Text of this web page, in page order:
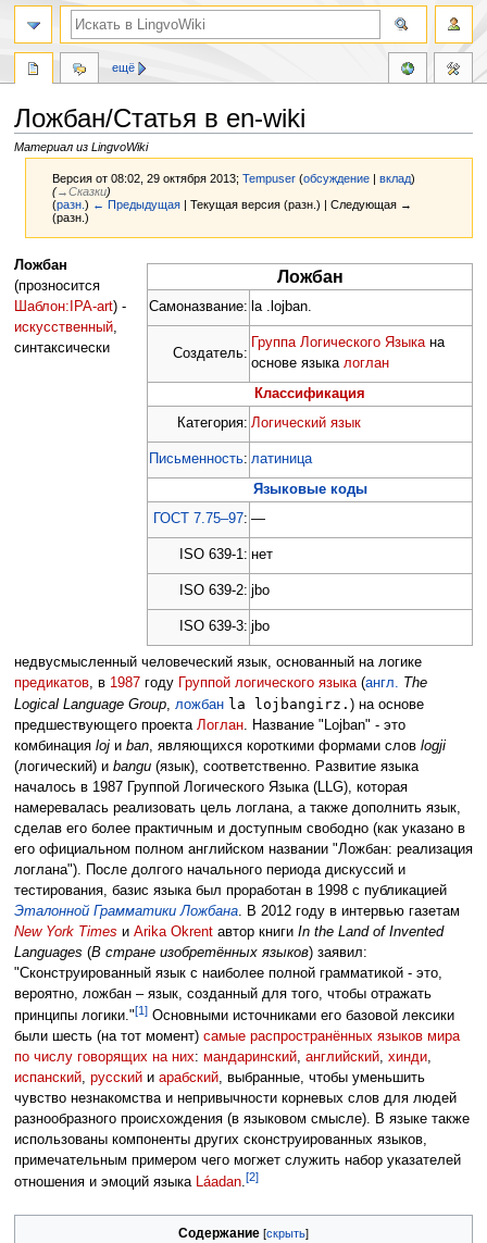
Ложбан/Статья в en-wiki
Материал из LingvoWiki
Версия от 08:02, 29 октября 2013;Tempuser (обсуждение |вклад)
(→‎Сказки)
(разн.) ← Предыдущая | Текущая версия (разн.) | Следующая →
(разн.)
Перейти
к
навигации
Перейти
к
поиску
Ложбан
Самоназвание: la .lojban.
Создатель:
Группа Логического Языка на
основе языка логлан
Классификация
Категория: Логический язык
Письменность: латиница
Языковые коды
ГОСТ 7.75–97: —
ISO 639-1: нет
ISO 639-2: jbo
ISO 639-3: jbo
Ложбан
(прозносится
Шаблон:IPA-art) -
искусственный,
синтаксически
недвусмысленный человеческий язык, основанный на логике
предикатов, в 1987году Группой логического языка(англ. The
Logical Language Group, ложбан la lojbangirz. ) на основе
предшествующего проекта Логлан. Название "Lojban" - это
комбинация lojи ban, являющихся короткими формами слов logji
(логический) и bangu(язык), соответственно. Развитие языка
началось в 1987 Группой Логического Языка (LLG), которая
намеревалась реализовать цель логлана, а также дополнить язык,
сделав его более практичным и доступным свободно (как указано в
его официальном полном английском названии "Ложбан: реализация
логлана"). После долгого начального периода дискуссий и
тестирования, базис языка был проработан в 1998 с публикацией
Эталонной Грамматики Ложбана. В 2012 году в интервью газетам
New York Times и Arika Okrentавтор книги In the Land of Invented
Languages (В стране изобретённых языков) заявил:
"Сконструированный язык с наиболее полной грамматикой - это,
вероятно, ложбан – язык, созданный для того, чтобы отражать
принципы логики."[1]Основными источниками его базовой лексики
были шесть (на тот момент) самые распространённых языков мира
по числу говорящих на них: мандаринский, английский, хинди,
испанский, русскийи арабский, выбранные, чтобы уменьшить
чувство незнакомства и непривычности корневых слов для людей
разнообразного происхождения (в языковом смысле). В языке также
использованы компоненты других сконструированных языков,
примечательным примером чего могжет служить набор указателей
отношения и эмоций языка Láadan.[2]
Содержание
ещё